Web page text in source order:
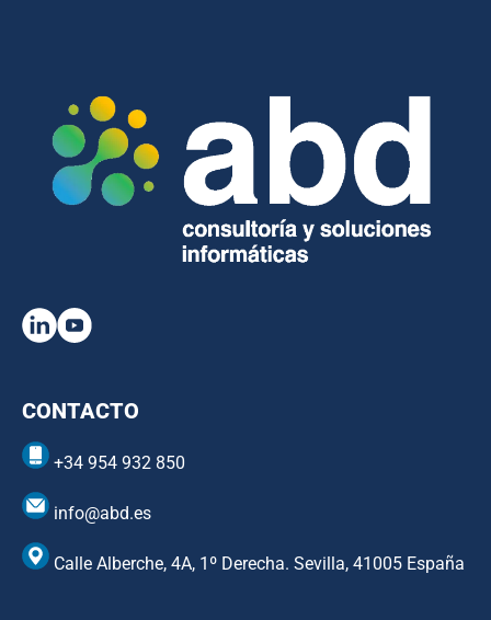
CONTACTO
+34 954 932 850
info@abd.es
Calle Alberche, 4A, 1º Derecha. Sevilla, 41005 España